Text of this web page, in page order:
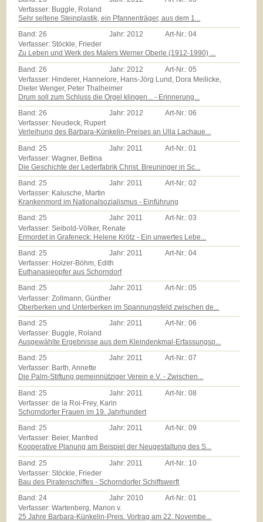
Verfasser: Buggle, Roland
Sehr seltene Steinplastik, ein Pfannenträger, aus dem 1...
Band:26 Jahr:2012 Art-Nr.:04
Verfasser: Stöckle, Frieder
Zu Leben und Werk des Malers Werner Oberle (1912-1990) ...
Band: 26 Jahr: 2012 Art-Nr.:05
Verfasser: Hinderer, Hannelore, Hans-Jörg Lund, Dora Meilicke,
Dieter Wenger, Peter Thalheimer
Drum soll zum Schluss die Orgel klingen... - Erinnerung...
Band:26 Jahr:2012 Art-Nr.:06
Verfasser: Neudeck, Rupert
Verleihung des Barbara-Künkelin-Preises an Ulla Lachaue...
Band: 25 Jahr: 2011 Art-Nr.:01
Verfasser: Wagner, Bettina
Die Geschichte der Lederfabrik Christ. Breuninger in Sc...
Band:25 Jahr:2011 Art-Nr.:02
Verfasser: Kalusche, Martin
Krankenmord im Nationalsozialismus - Einführung
Band:25 Jahr:2011 Art-Nr.:03
Verfasser: Seibold-Völker, Renate
Ermordet in Grafeneck: Helene Krötz - Ein unwertes Lebe...
Band:25 Jahr:2011 Art-Nr.:04
Verfasser: Holzer-Böhm, Edith
Euthanasieopfer aus Schorndorf
Band:25 Jahr:2011 Art-Nr.:05
Verfasser: Zollmann, Günther
Oberberken und Unterberken im Spannungsfeld zwischen de...
Band: 25 Jahr: 2011 Art-Nr.:06
Verfasser: Buggle, Roland
Ausgewählte Ergebnisse aus dem Kleindenkmal-Erfassungsp...
Band:25 Jahr:2011 Art-Nr.:07
Verfasser: Barth, Annette
Die Palm-Stiftung gemeinnütziger Verein e.V. - Zwischen...
Band: 25 Jahr: 2011 Art-Nr.:08
Verfasser: de la Roi-Frey, Karin
Schorndorfer Frauen im 19. Jahrhundert
Band:25 Jahr:2011 Art-Nr.:09
Verfasser: Beier, Manfred
Kooperative Planung am Beispiel der Neugestaltung des S...
Band: 25 Jahr: 2011 Art-Nr.: 10
Verfasser: Stöckle, Frieder
Bau des Piratenschiffes - Schorndorfer Schiffswerft
Band:24 Jahr:2010 Art-Nr.:01
Verfasser: Wartenberg, Marion v.
25 Jahre Barbara-Künkelin-Preis. Vortrag am 22. Novembe...